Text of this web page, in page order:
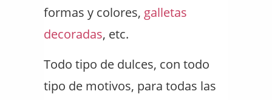
formas y colores, galletas
decoradas, etc.
Todo tipo de dulces, con todo
tipo de motivos, para todas las